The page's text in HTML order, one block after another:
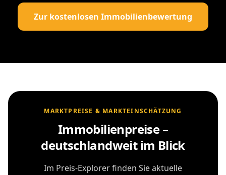
Zur kostenlosen Immobilienbewertung
MARKTPREISE & MARKTEINSCHÄTZUNG
Immobilienpreise –
deutschlandweit im Blick
Im Preis-Explorer finden Sie aktuelle